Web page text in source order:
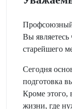
Профсоюзный
Вы являетесь
старейшего
Сегодня
подготовка
Кроме этого,
жизни, где